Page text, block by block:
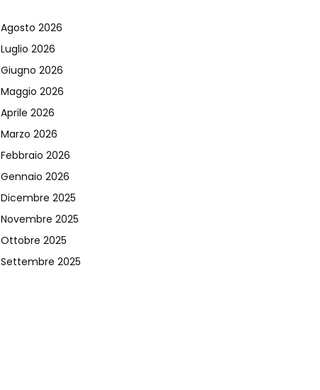
Agosto 2026
Luglio 2026
Giugno 2026
Maggio 2026
Aprile 2026
Marzo 2026
Febbraio 2026
Gennaio 2026
Dicembre 2025
Novembre 2025
Ottobre 2025
Settembre 2025